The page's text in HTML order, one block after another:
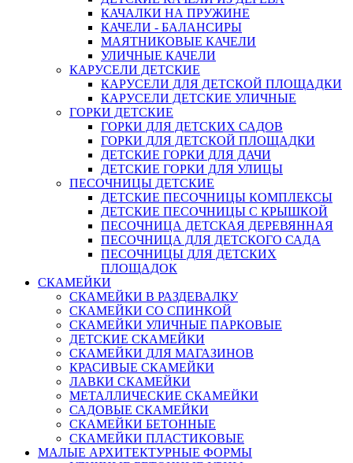
КАЧАЛКИ НА ПРУЖИНЕ
КАЧЕЛИ - БАЛАНСИРЫ
МАЯТНИКОВЫЕ КАЧЕЛИ
УЛИЧНЫЕ КАЧЕЛИ
КАРУСЕЛИ ДЕТСКИЕ
КАРУСЕЛИ ДЛЯ ДЕТСКОЙ ПЛОЩАДКИ
КАРУСЕЛИ ДЕТСКИЕ УЛИЧНЫЕ
ГОРКИ ДЕТСКИЕ
ГОРКИ ДЛЯ ДЕТСКИХ САДОВ
ГОРКИ ДЛЯ ДЕТСКОЙ ПЛОЩАДКИ
ДЕТСКИЕ ГОРКИ ДЛЯ ДАЧИ
ДЕТСКИЕ ГОРКИ ДЛЯ УЛИЦЫ
ПЕСОЧНИЦЫ ДЕТСКИЕ
ДЕТСКИЕ ПЕСОЧНИЦЫ КОМПЛЕКСЫ
ДЕТСКИЕ ПЕСОЧНИЦЫ С КРЫШКОЙ
ПЕСОЧНИЦА ДЕТСКАЯ ДЕРЕВЯННАЯ
ПЕСОЧНИЦА ДЛЯ ДЕТСКОГО САДА
ПЕСОЧНИЦЫ ДЛЯ ДЕТСКИХ
ПЛОЩАДОК
СКАМЕЙКИ
СКАМЕЙКИ В РАЗДЕВАЛКУ
СКАМЕЙКИ СО СПИНКОЙ
СКАМЕЙКИ УЛИЧНЫЕ ПАРКОВЫЕ
ДЕТСКИЕ СКАМЕЙКИ
СКАМЕЙКИ ДЛЯ МАГАЗИНОВ
КРАСИВЫЕ СКАМЕЙКИ
ЛАВКИ СКАМЕЙКИ
МЕТАЛЛИЧЕСКИЕ СКАМЕЙКИ
САДОВЫЕ СКАМЕЙКИ
СКАМЕЙКИ БЕТОННЫЕ
СКАМЕЙКИ ПЛАСТИКОВЫЕ
МАЛЫЕ АРХИТЕКТУРНЫЕ ФОРМЫ